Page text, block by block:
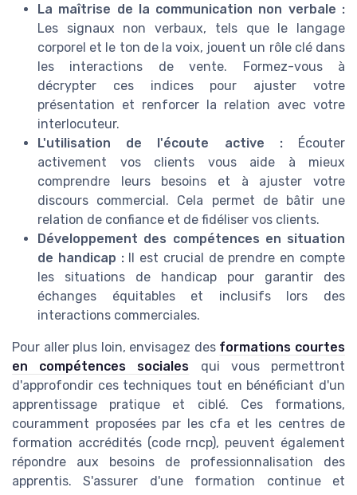
La maîtrise de la communication non verbale :
Les signaux non verbaux, tels que le langage
corporel et le ton de la voix, jouent un rôle clé dans
les interactions de vente. Formez-vous à
décrypter ces indices pour ajuster votre
présentation et renforcer la relation avec votre
interlocuteur.
L'utilisation de l'écoute active :Écouter
activement vos clients vous aide à mieux
comprendre leurs besoins et à ajuster votre
discours commercial. Cela permet de bâtir une
relation de confiance et de fidéliser vos clients.
Développement des compétences en situation
de handicap :Il est crucial de prendre en compte
les situations de handicap pour garantir des
échanges équitables et inclusifs lors des
interactions commerciales.
Pour aller plus loin, envisagez des formations courtes
en compétences sociales qui vous permettront
d'approfondir ces techniques tout en bénéficiant d'un
apprentissage pratique et ciblé. Ces formations,
couramment proposées par les cfa et les centres de
formation accrédités (code rncp), peuvent également
répondre aux besoins de professionnalisation des
apprentis. S'assurer d'une formation continue et